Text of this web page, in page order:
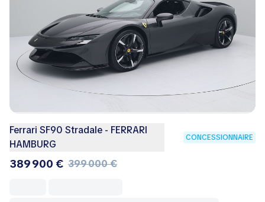
Ferrari SF90 Stradale - FERRARI
HAMBURG
CONCESSIONNAIRE
389 900 € 399 000 €